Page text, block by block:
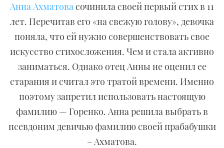
Анна Ахматовасочинила своей первый стих в 11
лет. Перечитав его «на свежую голову», девочка
поняла, что ей нужно совершенствовать свое
искусство стихосложения. Чем и стала активно
заниматься. Однако отец Анны не оценил ее
старания и считал это тратой времени. Именно
поэтому запретил использовать настоящую
фамилию — Горенко. Анна решила выбрать в
псевдоним девичью фамилию своей прабабушки
– Ахматова.